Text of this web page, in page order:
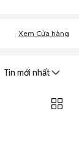
Xem Cửa hàng
Tin mới nhất